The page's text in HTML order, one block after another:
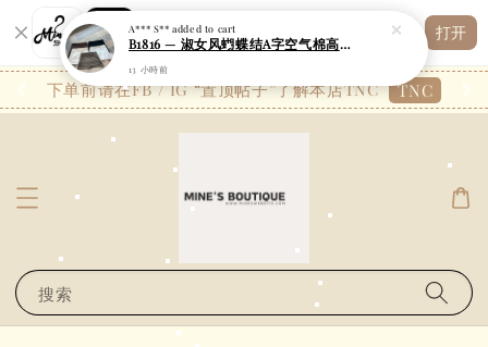
Shopping: 追踪您的订单
您信赖的商店
打开
下单前请在FB / IG “置顶帖子”了解本店TNC TNC
搜索
A*** S** added to cart
B1816 — 淑女风蝴蝶结A字空气棉高腰裤裙
13 小時前